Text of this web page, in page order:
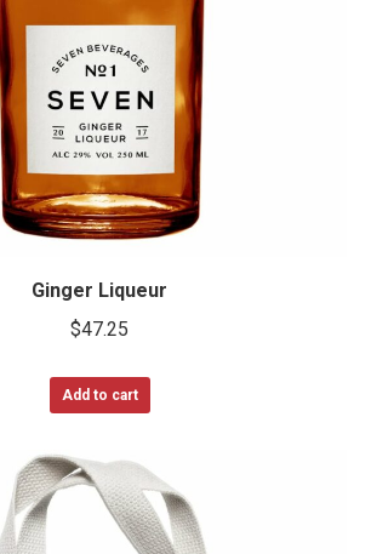
Ginger Liqueur
$47.25
Add to cart